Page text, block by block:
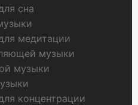
сна
медитации
музыки
музыки
концентрации